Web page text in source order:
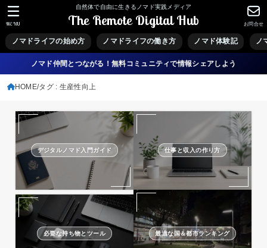
自然体で自由に生きるノマド実践メディア
The Remote Digital Hub
ノマドライフの始め方 ノマドライフの働き方 ノマド体験記 ノ
お問合せ
MENU
ノマド仲間とつながる！無料コミュニティで情報シェアしよう
HOME タグ : 生産性向上
デジタルノマド入門ガイド 仕事と収入の作り方
必要な持ち物とツール 最適な国＆都市ランキング